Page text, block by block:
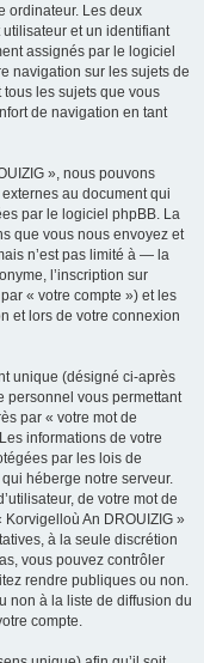
ordinateur. Les deux
et un identifiant
assignés par le logiciel
navigation sur les sujets de
tous les sujets que vous
de navigation en tant
», nous pouvons
au document qui
par le logiciel phpBB. La
que vous nous envoyez et
n’est pas limité à — la
l’inscription sur
« votre compte ») et les
et lors de votre connexion
unique (désigné ci-après
personnel vous permettant
par « votre mot de
informations de votre
par les lois de
héberge notre serveur.
de votre mot de
An DROUIZIG »
à la seule discrétion
vous pouvez contrôler
rendre publiques ou non.
non à la liste de diffusion du
compte.